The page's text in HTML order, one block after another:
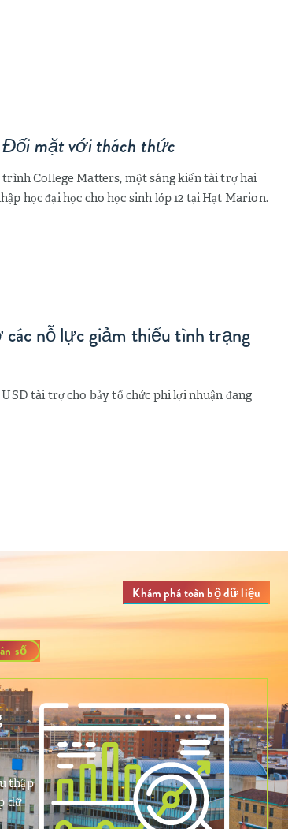
mặt với thách thức
trình College Matters, một sáng kiến tài trợ hai
học đại học cho học sinh lớp 12 tại Hạt Marion.
nỗ lực giảm thiểu tình trạng
tài trợ cho bảy tổ chức phi lợi nhuận đang
Khám phá toàn bộ dữ liệu
số
thập
dữ